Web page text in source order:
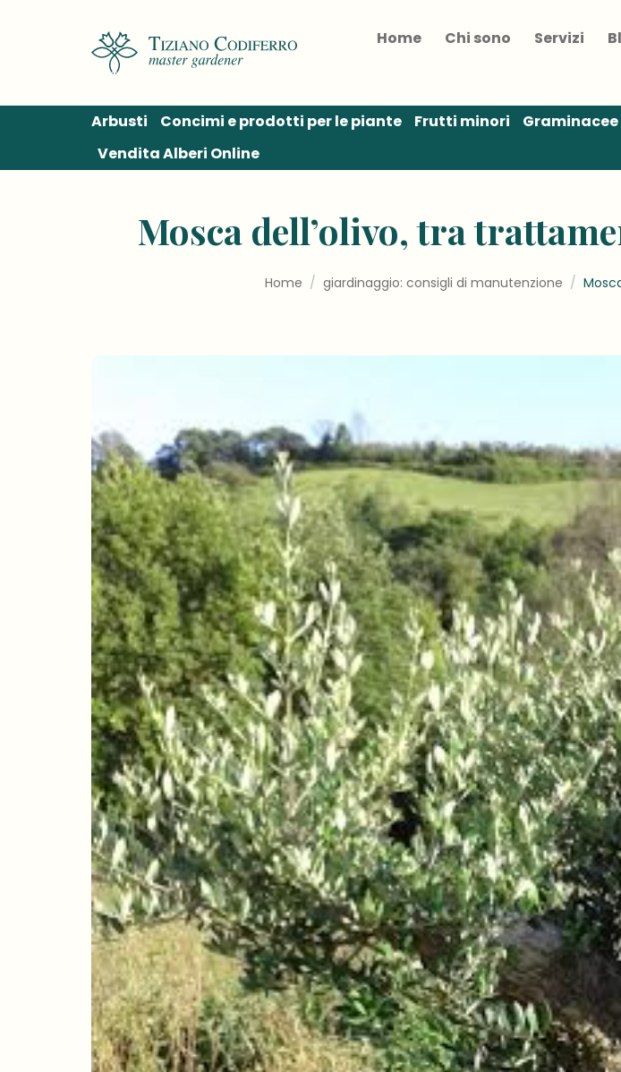
Home Chi sono Servizi
Arbusti Concimi e prodotti per le piante Frutti minori Graminacee
Vendita Alberi Online
Mosca dell’olivo, tra
Home / giardinaggio: consigli di manutenzione /